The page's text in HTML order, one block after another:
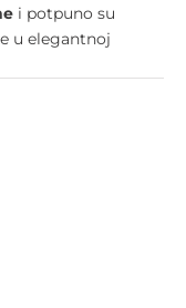
i potpuno su
u elegantnoj